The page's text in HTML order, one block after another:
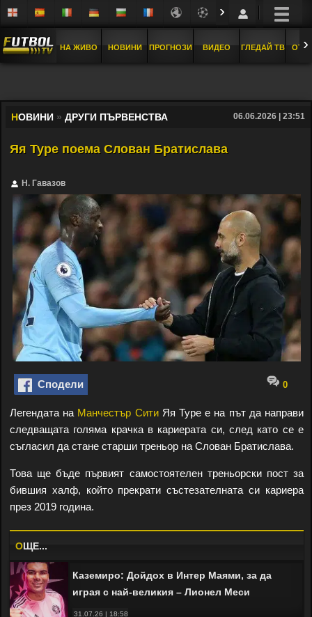
›
НА ЖИВО НОВИНИ ПРОГНОЗИ ВИДЕО ГЛЕДАЙ ТВ ›
НОВИНИ » ДРУГИ ПЪРВЕНСТВА 06.06.2026 | 23:51
Яя Туре поема Слован Братислава
Н. Гавазов
Сподели 0
Легендата на Манчестър СитиЯя Туре е на път да направи
следващата голяма крачка в кариерата си, след като се е
съгласил да стане старши треньор на Слован Братислава.
Това ще бъде първият самостоятелен треньорски пост за
бившия халф, който прекрати състезателната си кариера
през 2019 година.
OЩЕ...
31.07.26 | 18:58
Каземиро: Дойдох в Интер Маями, за да
играя с най-великия – Лионел Меси